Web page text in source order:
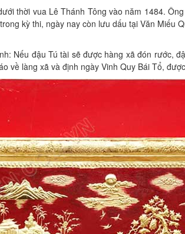
thời vua Lê Thánh Tông vào năm 1484.
kỳ thi, ngày nay còn lưu dấu tại Văn Miếu
Nếu đậu Tú tài sẽ được hàng xã đón rước,
về làng xã và định ngày Vinh Quy Bái Tổ,